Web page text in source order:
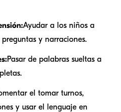
Ayudar a los niños a
y narraciones.
Pasar de palabras sueltas a
el tomar turnos,
y usar el lenguaje en